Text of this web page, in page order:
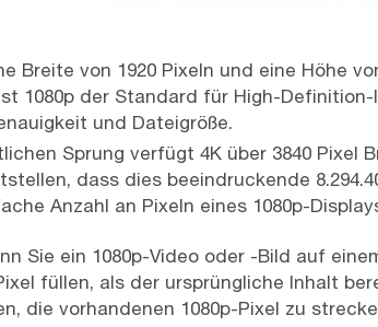
Breite von 1920 Pixeln und eine Höhe
1080p der Standard für High-
und Dateigröße.
Sprung verfügt 4K über 3840 Pixel
dass dies beeindruckende
Anzahl an Pixeln eines 1080p-
Sie ein 1080p-Video oder -Bild auf
füllen, als der ursprüngliche Inhalt
die vorhandenen 1080p-Pixel zu